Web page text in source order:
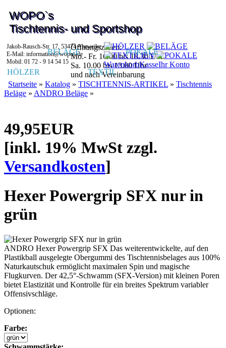
WOPO`s
Tischtennis- und Sportshop
Jakob-Rausch-Str. 17, 53474 Ahrweiler
E-Mail: information@wopos.de
Mobil: 01 72 - 9 14 54 15
Öffnungszeiten:
Mo.- Fr. 16.00 bis 18.30 Uhr
Sa. 10.00 bis 13.00 Uhr
und nach Vereinbarung
HÖLZER
BELÄGE
TEXTIL
POKALE
WarenkorbKasseIhr Konto
Startseite » Katalog » TISCHTENNIS-ARTIKEL » Tischtennis
Beläge » ANDRO Beläge »
49,95EUR
[inkl. 19% MwSt zzgl.
Versandkosten]
Hexer Powergrip SFX nur in
grün
ANDRO Hexer Powergrip SFX Das weiterentwickelte, auf den
Plastikball ausgelegte Obergummi des Tischtennisbelages aus 100%
Naturkautschuk ermöglicht maximalen Spin und magische
Flugkurven. Der 42,5°-Schwamm (SFX-Version) mit kleinen Poren
bietet Elastizität und Kontrolle für ein breites Spektrum variabler
Offensivschläge.
Optionen:
Farbe: